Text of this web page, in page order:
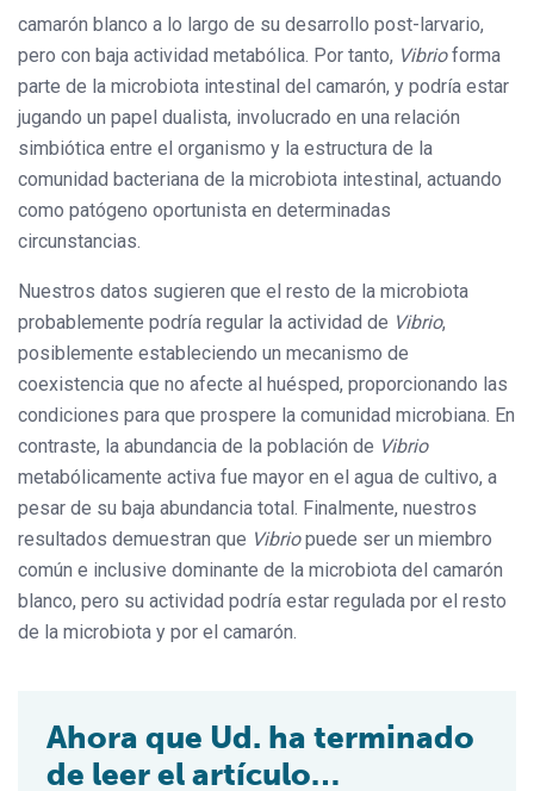
camarón blanco a lo largo de su desarrollo post-larvario,
pero con baja actividad metabólica. Por tanto, Vibrioforma
parte de la microbiota intestinal del camarón, y podría estar
jugando un papel dualista, involucrado en una relación
simbiótica entre el organismo y la estructura de la
comunidad bacteriana de la microbiota intestinal, actuando
como patógeno oportunista en determinadas
circunstancias.
Nuestros datos sugieren que el resto de la microbiota
probablemente podría regular la actividad de Vibrio,
posiblemente estableciendo un mecanismo de
coexistencia que no afecte al huésped, proporcionando las
condiciones para que prospere la comunidad microbiana. En
contraste, la abundancia de la población de Vibrio
metabólicamente activa fue mayor en el agua de cultivo, a
pesar de su baja abundancia total. Finalmente, nuestros
resultados demuestran que Vibriopuede ser un miembro
común e inclusive dominante de la microbiota del camarón
blanco, pero su actividad podría estar regulada por el resto
de la microbiota y por el camarón.
Ahora que Ud. ha terminado
de leer el artículo…